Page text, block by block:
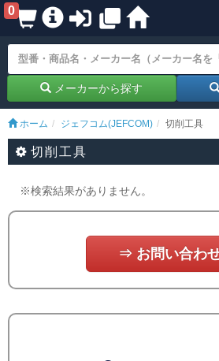
0
メーカーから探す
ホーム ジェフコム(JEFCOM) 切削工具
切削工具
※検索結果がありません。
⇒ お問い合わ